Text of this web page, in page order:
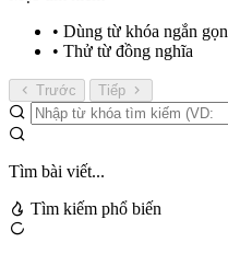
• Dùng từ khóa ngắn gọn
• Thử từ đồng nghĩa
Trước Tiếp
Tìm bài viết...
Tìm kiếm phổ biến